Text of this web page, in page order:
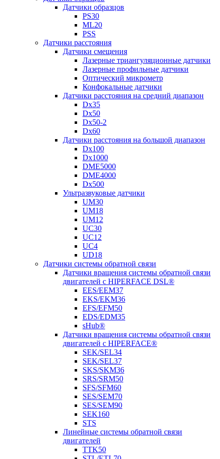
Датчики образцов
PS30
ML20
PSS
Датчики расстояния
Датчики смещения
Лазерные триангуляционные датчики
Лазерные профильные датчики
Оптический микрометр
Конфокальные датчики
Датчики расстояния на средний диапазон
Dx35
Dx50
Dx50-2
Dx60
Датчики расстояния на большой диапазон
Dx100
Dx1000
DME5000
DME4000
Dx500
Ультразвуковые датчики
UM30
UM18
UM12
UC30
UC12
UC4
UD18
Датчики системы обратной связи
Датчики вращения системы обратной связи
двигателей с HIPERFACE DSL®
EES/EEM37
EKS/EKM36
EFS/EFM50
EDS/EDM35
sHub®
Датчики вращения системы обратной связи
двигателей с HIPERFACE®
SEK/SEL34
SEK/SEL37
SKS/SKM36
SRS/SRM50
SFS/SFM60
SES/SEM70
SES/SEM90
SEK160
STS
Линейные системы обратной связи
двигателей
TTK50